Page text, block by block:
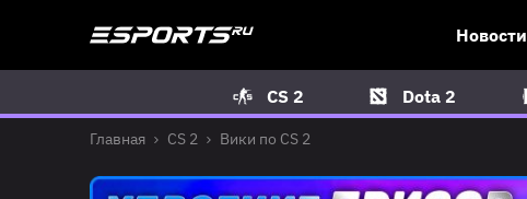
Новости
CS 2 Dota 2
Главная CS 2 Вики по CS 2